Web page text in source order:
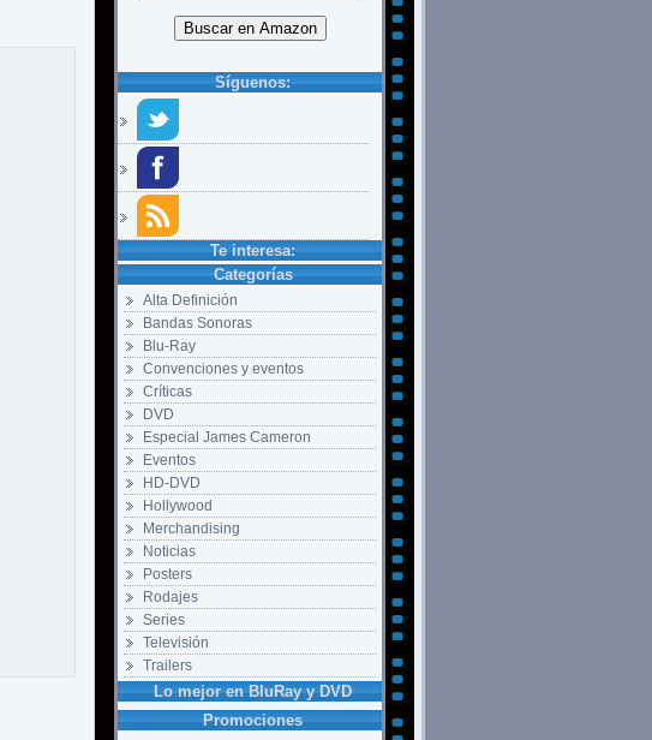
Síguenos:
Te interesa:
Categorías
Alta Definición
Bandas Sonoras
Blu-Ray
Convenciones y eventos
Críticas
DVD
Especial James Cameron
Eventos
HD-DVD
Hollywood
Merchandising
Noticias
Posters
Rodajes
Series
Televisión
Trailers
Lo mejor en BluRay y DVD
Promociones